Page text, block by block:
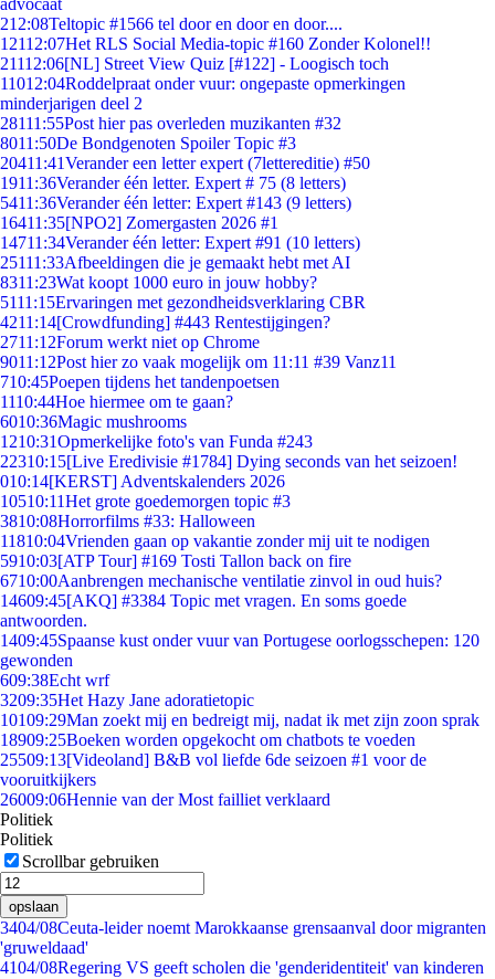
advocaat
212:08Teltopic #1566 tel door en door en door....
12112:07Het RLS Social Media-topic #160 Zonder Kolonel!!
21112:06[NL] Street View Quiz [#122] - Loogisch toch
11012:04Roddelpraat onder vuur: ongepaste opmerkingen
minderjarigen deel 2
28111:55Post hier pas overleden muzikanten #32
8011:50De Bondgenoten Spoiler Topic #3
20411:41Verander een letter expert (7lettereditie) #50
1911:36Verander één letter. Expert # 75 (8 letters)
5411:36Verander één letter: Expert #143 (9 letters)
16411:35[NPO2] Zomergasten 2026 #1
14711:34Verander één letter: Expert #91 (10 letters)
25111:33Afbeeldingen die je gemaakt hebt met AI
8311:23Wat koopt 1000 euro in jouw hobby?
5111:15Ervaringen met gezondheidsverklaring CBR
4211:14[Crowdfunding] #443 Rentestijgingen?
2711:12Forum werkt niet op Chrome
9011:12Post hier zo vaak mogelijk om 11:11 #39 Vanz11
710:45Poepen tijdens het tandenpoetsen
1110:44Hoe hiermee om te gaan?
6010:36Magic mushrooms
1210:31Opmerkelijke foto's van Funda #243
22310:15[Live Eredivisie #1784] Dying seconds van het seizoen!
010:14[KERST] Adventskalenders 2026
10510:11Het grote goedemorgen topic #3
3810:08Horrorfilms #33: Halloween
11810:04Vrienden gaan op vakantie zonder mij uit te nodigen
5910:03[ATP Tour] #169 Tosti Tallon back on fire
6710:00Aanbrengen mechanische ventilatie zinvol in oud huis?
14609:45[AKQ] #3384 Topic met vragen. En soms goede
antwoorden.
1409:45Spaanse kust onder vuur van Portugese oorlogsschepen: 120
gewonden
609:38Echt wrf
3209:35Het Hazy Jane adoratietopic
10109:29Man zoekt mij en bedreigt mij, nadat ik met zijn zoon sprak
18909:25Boeken worden opgekocht om chatbots te voeden
25509:13[Videoland] B&B vol liefde 6de seizoen #1 voor de
vooruitkijkers
26009:06Hennie van der Most failliet verklaard
Politiek
Politiek
Scrollbar gebruiken
opslaan
3404/08Ceuta-leider noemt Marokkaanse grensaanval door migranten
'gruweldaad'
4104/08Regering VS geeft scholen die 'genderidentiteit' van kinderen